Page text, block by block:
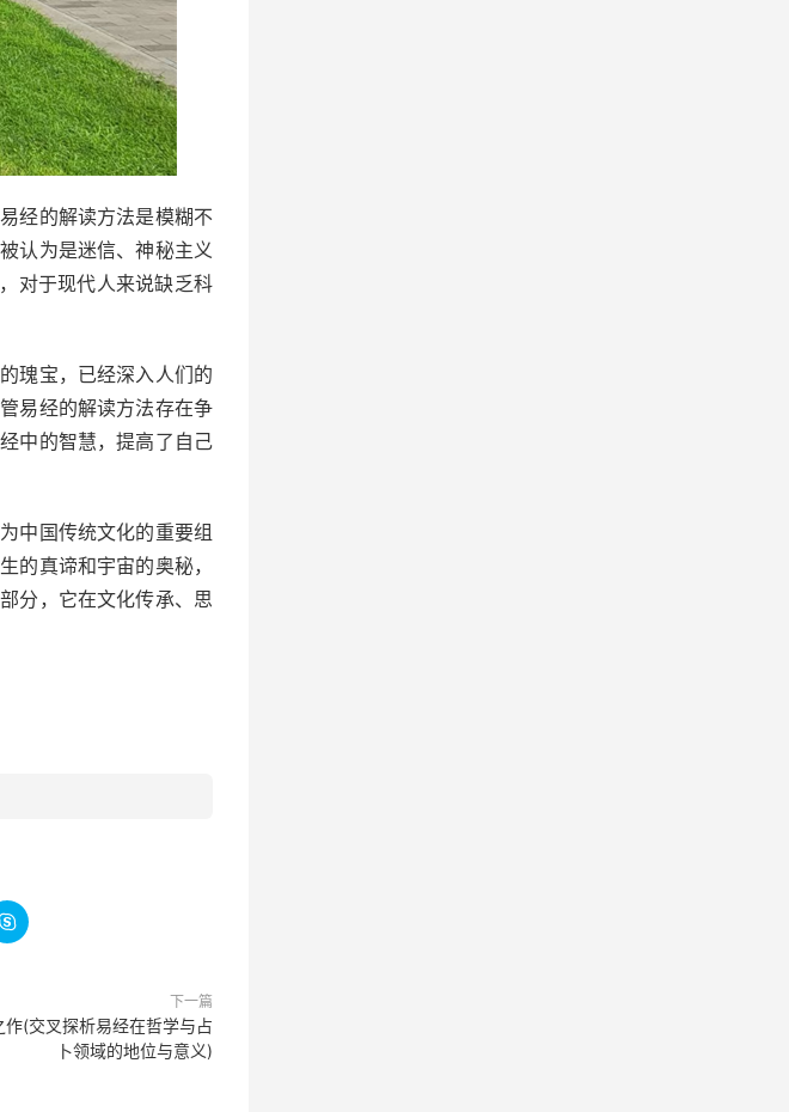
经的解读方法是模糊不
认为是迷信、神秘主义
对于现代人来说缺乏科
瑰宝，已经深入人们的
易经的解读方法存在争
中的智慧，提高了自己
中国传统文化的重要组
的真谛和宇宙的奥秘，
分，它在文化传承、思
下一篇
(交叉探析易经在哲学与占
卜领域的地位与意义)